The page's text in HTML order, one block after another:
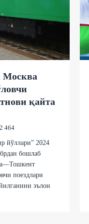
Москва
қайта
2 464
йўллари” 2024
бошлаб
поездлари
эълон